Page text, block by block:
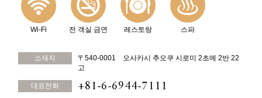
Wi-Fi 전 객실 금연 레스토랑 스파
소재지
〒540-0001 오사카시 추오쿠 시로미 2초메 2반 22
고
대표전화 +81-6-6944-7111